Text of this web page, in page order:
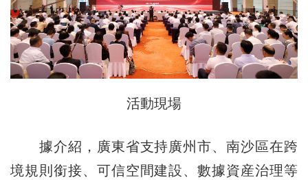
活動現場
據介紹，廣東省支持廣州市、南沙區在跨
境規則銜接、可信空間建設、數據資産治理等